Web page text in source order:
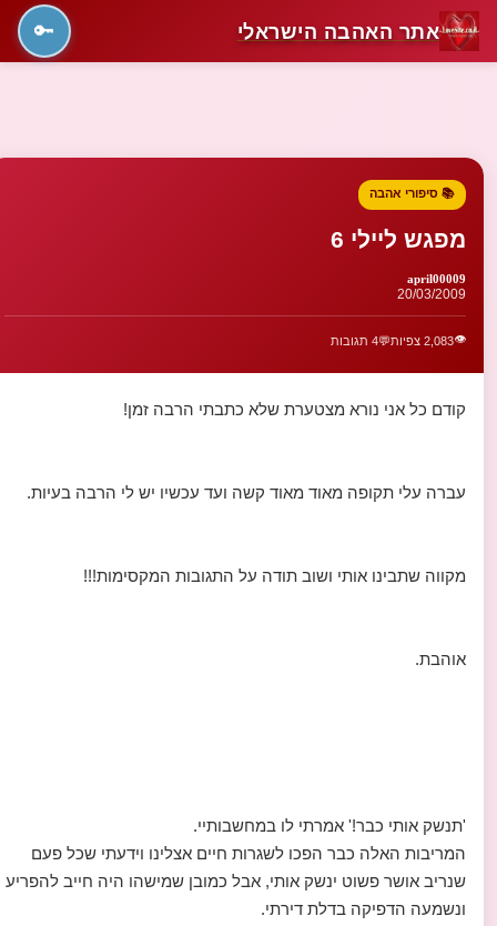
אתר האהבה הישראלי 🔑
📚 סיפורי אהבה
מפגש ליילי 6
april00009
20/03/2009
👁️2,083 צפיות 💬4 תגובות
קודם כל אני נורא מצטערת שלא כתבתי הרבה זמן!
עברה עלי תקופה מאוד מאוד קשה ועד עכשיו יש לי הרבה בעיות.
מקווה שתבינו אותי ושוב תודה על התגובות המקסימות!!!
אוהבת.
'תנשק אותי כבר!' אמרתי לו במחשבותיי.
המריבות האלה כבר הפכו לשגרות חיים אצלינו וידעתי שכל פעם
שנריב אושר פשוט ינשק אותי, אבל כמובן שמישהו היה חייב להפריע
ונשמעה הדפיקה בדלת דירתי.